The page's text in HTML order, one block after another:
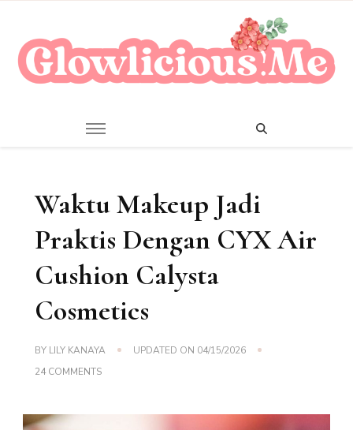
Waktu Makeup Jadi
Praktis Dengan CYX Air
Cushion Calysta
Cosmetics
BY LILY KANAYA UPDATED ON 04/15/2026
24 COMMENTSON